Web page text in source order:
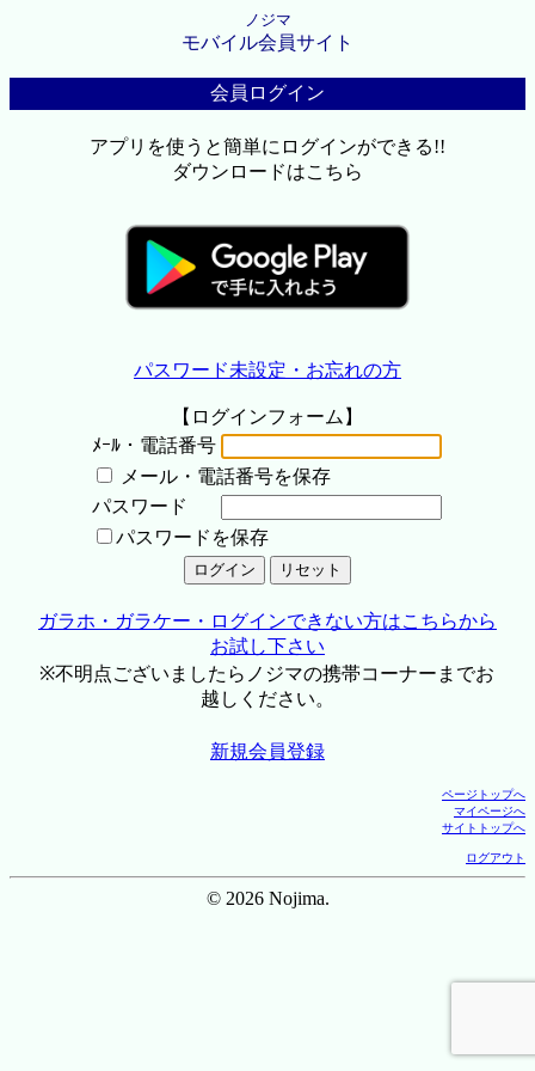
ノジマ
モバイル会員サイト
会員ログイン
アプリを使うと簡単にログインができる!!
ダウンロードはこちら
パスワード未設定・お忘れの方
【ログインフォーム】
ﾒｰﾙ・電話番号
メール・電話番号を保存
パスワード
パスワードを保存
ガラホ・ガラケー・ログインできない方はこちらから
お試し下さい
※不明点ございましたらノジマの携帯コーナーまでお
越しください。
新規会員登録
ページトップへ
マイページへ
サイトトップへ
ログアウト
© 2026 Nojima.